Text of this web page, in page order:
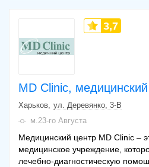
MD Clinic,
3,7
Харьков ул. Деревянко, 3-В
м.23-го Августа
Медицинский центр MD Clinic –
медицинское учреждение,
лечебно-диагностическую